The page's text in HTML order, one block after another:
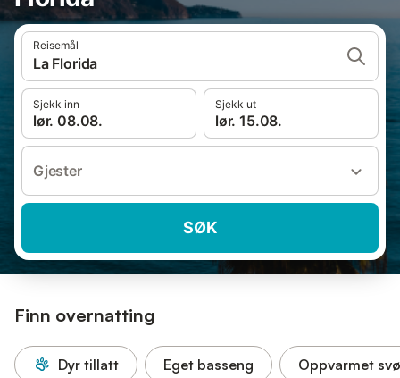
Reisemål
La Florida
Sjekk inn
lør. 08.08.
Sjekk ut
lør. 15.08.
Gjester
SØK
Finn overnatting
Dyr tillatt Eget basseng Oppvarmet